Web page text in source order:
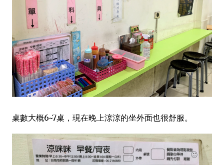
桌數大概6~7桌，現在晚上涼涼的坐外面也很舒服。